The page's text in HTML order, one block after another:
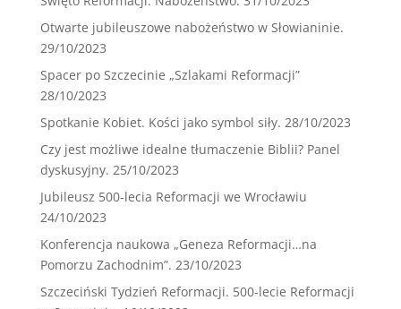
Otwarte jubileuszowe nabożeństwo w Słowianinie.
29/10/2023
Spacer po Szczecinie „Szlakami Reformacji”
28/10/2023
Spotkanie Kobiet. Kości jako symbol siły. 28/10/2023
Czy jest możliwe idealne tłumaczenie Biblii? Panel
dyskusyjny. 25/10/2023
Jubileusz 500-lecia Reformacji we Wrocławiu
24/10/2023
Konferencja naukowa „Geneza Reformacji…na
Pomorzu Zachodnim”. 23/10/2023
Szczeciński Tydzień Reformacji. 500-lecie Reformacji